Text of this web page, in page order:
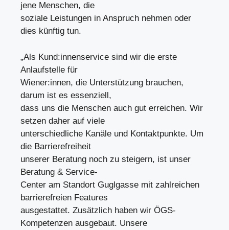
jene Menschen, die
soziale Leistungen in Anspruch nehmen oder
dies künftig tun.
„Als Kund:innenservice sind wir die erste
Anlaufstelle für
Wiener:innen, die Unterstützung brauchen,
darum ist es essenziell,
dass uns die Menschen auch gut erreichen. Wir
setzen daher auf viele
unterschiedliche Kanäle und Kontaktpunkte. Um
die Barrierefreiheit
unserer Beratung noch zu steigern, ist unser
Beratung & Service-
Center am Standort Guglgasse mit zahlreichen
barrierefreien Features
ausgestattet. Zusätzlich haben wir ÖGS-
Kompetenzen ausgebaut. Unsere